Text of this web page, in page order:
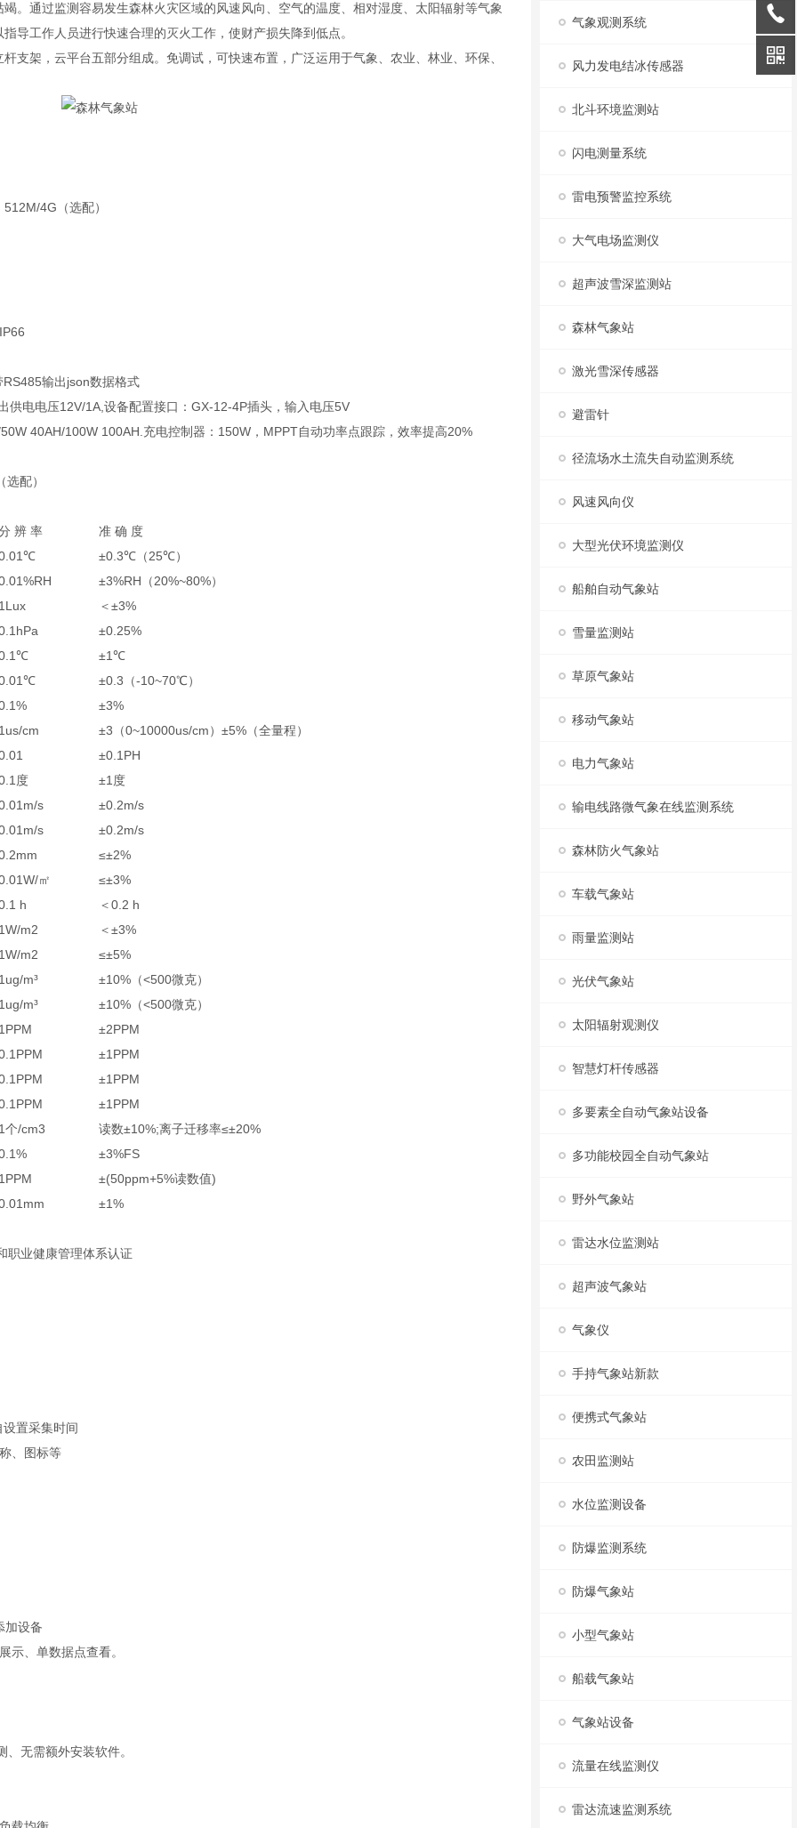
。通过监测容易发生森林火灾区域的风速风向、空气的温度、相对湿度、太阳辐射等气象
导工作人员进行快速合理的灭火工作，使财产损失降到低点。
架，云平台五部分组成。免调试，可快速布置，广泛运用于气象、农业、林业、环保、
4G（选配）
输出json数据格式
电压12V/1A,设备配置接口：GX-12-4P插头，输入电压5V
40AH/100W 100AH.充电控制器：150W，MPPT自动功率点跟踪，效率提高20%
配）
辨 率
准 确 度
±0.3℃（25℃）
±3%RH（20%~80%）
＜±3%
±0.25%
±1℃
±0.3（-10~70℃）
±3%
cm
±3（0~10000us/cm）±5%（全量程）
±0.1PH
度
±1度
s
±0.2m/s
s
±0.2m/s
≤±2%
㎡
≤±3%
h
＜0.2 h
m2
＜±3%
m2
≤±5%
m³
±10%（<500微克）
m³
±10%（<500微克）
±2PPM
±1PPM
±1PPM
±1PPM
个/cm3
读数±10%;离子迁移率≤±20%
±3%FS
±(50ppm+5%读数值)
±1%
业健康管理体系认证
置采集时间
、图标等
设备
、单数据点查看。
无需额外安装软件。
气象观测系统
风力发电结冰传感器
北斗环境监测站
闪电测量系统
雷电预警监控系统
大气电场监测仪
超声波雪深监测站
森林气象站
激光雪深传感器
避雷针
径流场水土流失自动监测系统
风速风向仪
大型光伏环境监测仪
船舶自动气象站
雪量监测站
草原气象站
移动气象站
电力气象站
输电线路微气象在线监测系统
森林防火气象站
车载气象站
雨量监测站
光伏气象站
太阳辐射观测仪
智慧灯杆传感器
多要素全自动气象站设备
多功能校园全自动气象站
野外气象站
雷达水位监测站
超声波气象站
气象仪
手持气象站新款
便携式气象站
农田监测站
水位监测设备
防爆监测系统
防爆气象站
小型气象站
船载气象站
气象站设备
流量在线监测仪
雷达流速监测系统